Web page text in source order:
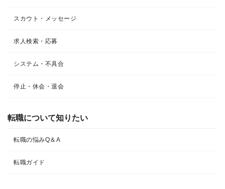
スカウト・メッセージ
求人検索・応募
システム・不具合
停止・休会・退会
転職について知りたい​
転職の悩みQ＆A​
転職ガイド